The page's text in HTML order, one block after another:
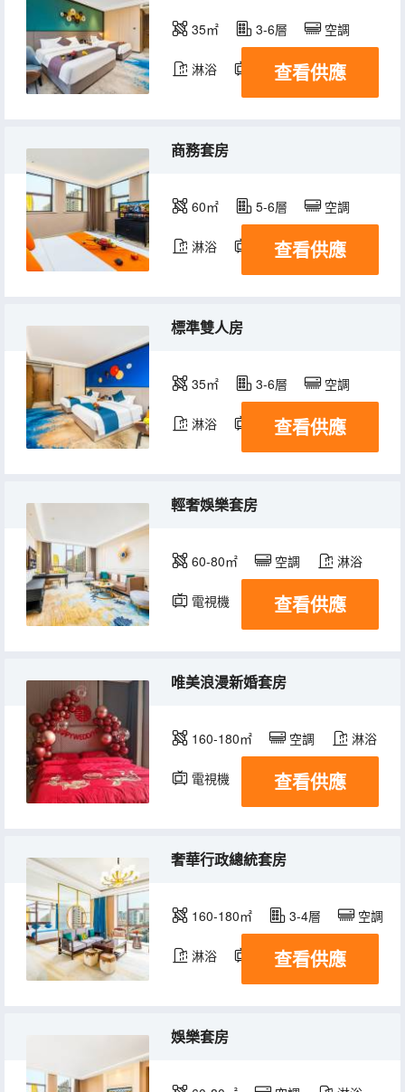
35㎡ 3-6層 空調
淋浴 電視機
查看供應
商務套房
60㎡ 5-6層 空調
淋浴 電視機
查看供應
標準雙人房
35㎡ 3-6層 空調
淋浴 電視機
查看供應
輕奢娛樂套房
60-80㎡ 空調 淋浴
電視機 查看供應
唯美浪漫新婚套房
160-180㎡ 空調 淋浴
電視機 查看供應
奢華行政總統套房
160-180㎡ 3-4層 空調
淋浴 電視機
查看供應
娛樂套房